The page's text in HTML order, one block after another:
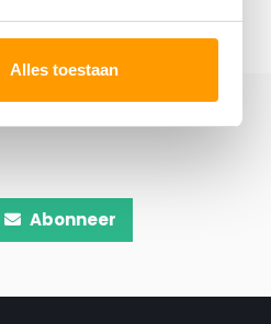
Alles toestaan
Abonneer